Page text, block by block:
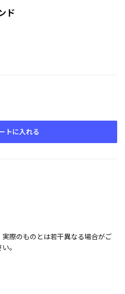
ド
トに入れる
際のものとは若干異なる場合がご
。